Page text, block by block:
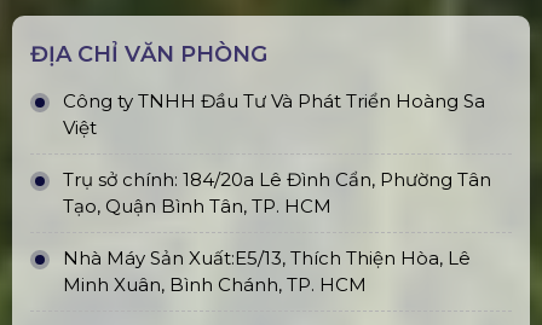
ĐỊA CHỈ VĂN PHÒNG
Công ty TNHH Đầu Tư Và Phát Triển Hoàng Sa
Việt
Trụ sở chính: 184/20a Lê Đình Cẩn, Phường Tân
Tạo, Quận Bình Tân, TP. HCM
Nhà Máy Sản Xuất:E5/13, Thích Thiện Hòa, Lê
Minh Xuân, Bình Chánh, TP. HCM